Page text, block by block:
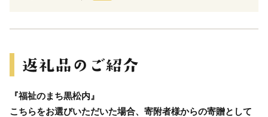
『福祉のまち黒松内』
こちらをお選びいただいた場合、寄附者様からの寄贈として